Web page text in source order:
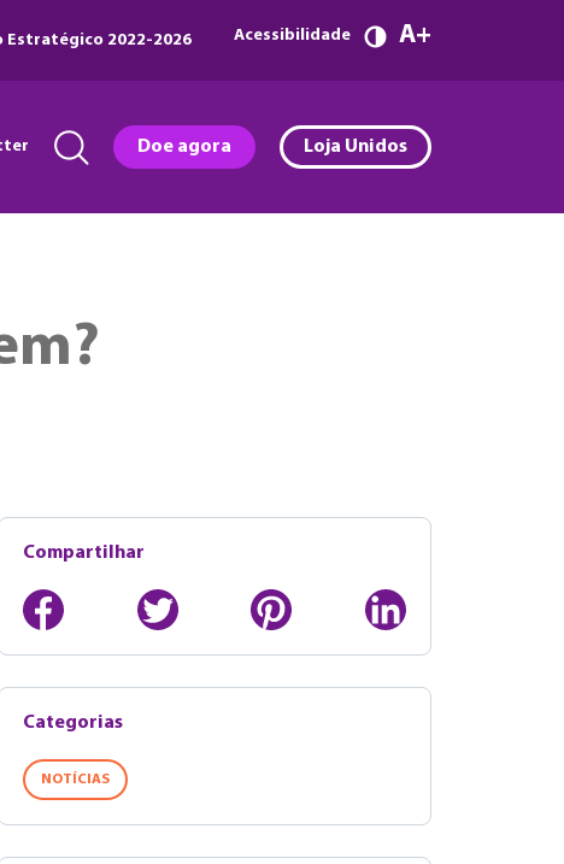
Estratégico 2022-2026 Acessibilidade A
Doe agora Loja Unidos
Compartilhar
Categorias
NOTÍCIAS